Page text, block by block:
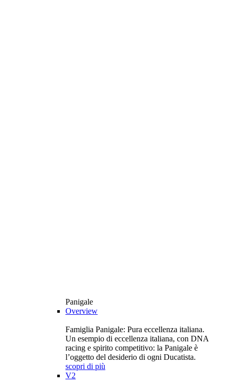
Panigale
Overview
Famiglia Panigale: Pura eccellenza italiana.
Un esempio di eccellenza italiana, con DNA
racing e spirito competitivo: la Panigale è
l’oggetto del desiderio di ogni Ducatista.
scopri di più
V2